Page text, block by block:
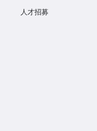
人才招募